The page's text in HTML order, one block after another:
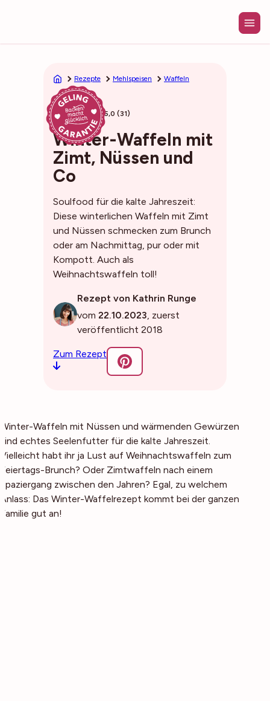
Rezepte Mehlspeisen Waffeln
20min 5,0 (31)
Winter-Waffeln mit
Zimt, Nüssen und
Co
Soulfood für die kalte Jahreszeit:
Diese winterlichen Waffeln mit Zimt
und Nüssen schmecken zum Brunch
oder am Nachmittag, pur oder mit
Kompott. Auch als
Weihnachtswaffeln toll!
Rezept von Kathrin Runge
vom 22.10.2023, zuerst
veröffentlicht 2018
Zum Rezept
Winter-Waffeln mit Nüssen und wärmenden Gewürzen
sind echtes Seelenfutter für die kalte Jahreszeit.
Vielleicht habt ihr ja Lust auf Weihnachtswaffeln zum
Feiertags-Brunch? Oder Zimtwaffeln nach einem
Spaziergang zwischen den Jahren? Egal, zu welchem
Anlass: Das Winter-Waffelrezept kommt bei der ganzen
Familie gut an!